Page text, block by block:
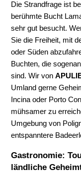
Die Strandfrage ist
berühmte Bucht
sehr gut besucht.
Sie die Freiheit, mit
oder Süden
Buchten, die
sind. Wir von
Umland gerne
Incina oder Porto
mühsamer zu
Umgebung von
entspanntere
Gastronomie:
ländliche